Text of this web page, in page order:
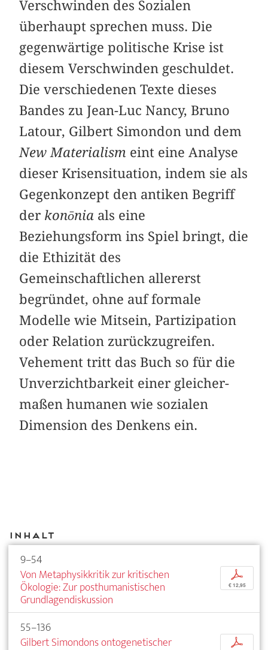
Verschwinden des Sozialen
überhaupt sprechen muss. Die
gegenwärtige politische Krise ist
diesem Verschwinden geschuldet.
Die verschiedenen Texte dieses
Bandes zu Jean-Luc Nancy, Bruno
Latour, Gilbert Simondon und dem
New Materialism eint eine Analyse
dieser Krisensituation, indem sie als
Gegenkonzept den antiken Begriff
der konōnia als eine
Beziehungsform ins Spiel bringt, die
die Ethizität des
Gemeinschaftlichen allererst
begründet, ohne auf formale
Modelle wie Mitsein, Partizipation
oder Relation zurückzugreifen.
Vehement tritt das Buch so für die
Unverzichtbarkeit einer gleicher­
maßen humanen wie sozialen
Dimension des Denkens ein.
Inhalt
9–54
Von Metaphysikkritik zur kritischen
Ökologie: Zur posthumanistischen
Grundlagendiskussion
p
€ 12,95
55–136
Gilbert Simondons ontogenetischer
p